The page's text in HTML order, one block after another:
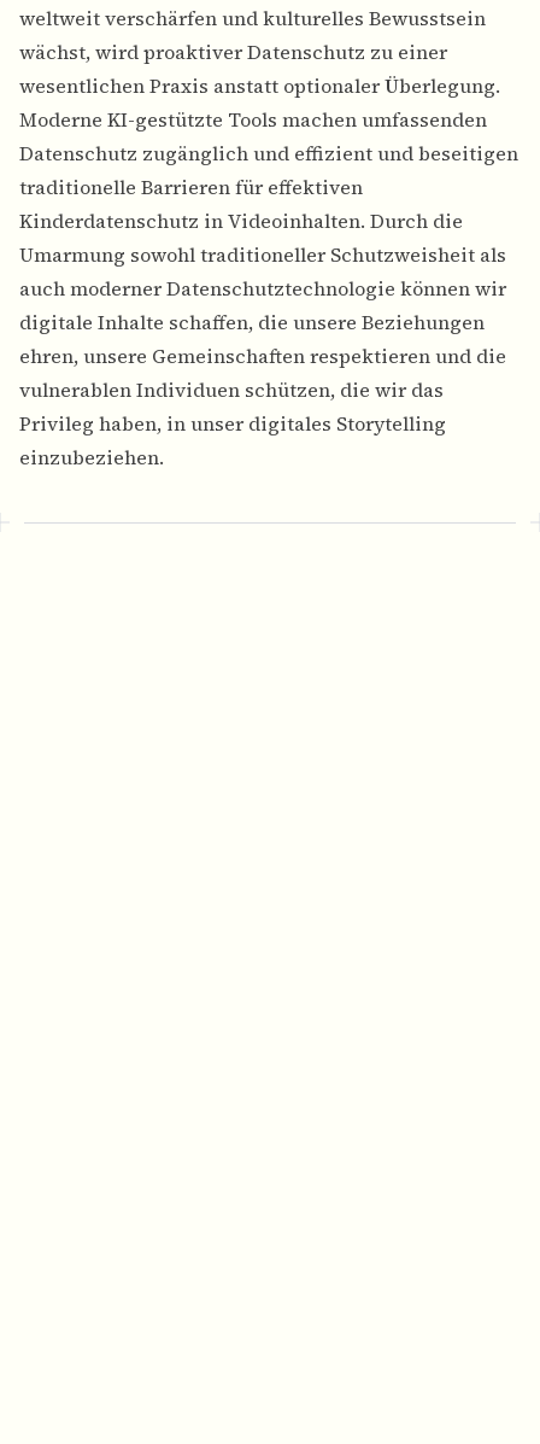
weltweit verschärfen und kulturelles Bewusstsein
wächst, wird proaktiver Datenschutz zu einer
wesentlichen Praxis anstatt optionaler Überlegung.
Moderne KI-gestützte Tools machen umfassenden
Datenschutz zugänglich und effizient und beseitigen
traditionelle Barrieren für effektiven
Kinderdatenschutz in Videoinhalten. Durch die
Umarmung sowohl traditioneller Schutzweisheit als
auch moderner Datenschutztechnologie können wir
digitale Inhalte schaffen, die unsere Beziehungen
ehren, unsere Gemeinschaften respektieren und die
vulnerablen Individuen schützen, die wir das
Privileg haben, in unser digitales Storytelling
einzubeziehen.